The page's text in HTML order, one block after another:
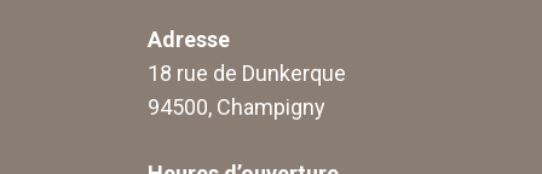
Adresse
18 rue de Dunkerque
94500, Champigny